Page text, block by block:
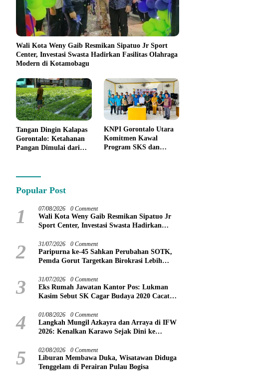
Wali Kota Weny Gaib Resmikan Sipatuo Jr Sport
Center, Investasi Swasta Hadirkan Fasilitas Olahraga
Modern di Kotamobagu
Tangan Dingin Kalapas
Gorontalo: Ketahanan
Pangan Dimulai dari
KNPI Gorontalo Utara
Komitmen Kawal
Program SKS dan
Popular Post
1 07/08/2026 0 Comment
Wali Kota Weny Gaib Resmikan Sipatuo Jr
Sport Center, Investasi Swasta Hadirkan
2 31/07/2026 0 Comment
Paripurna ke-45 Sahkan Perubahan SOTK,
Pemda Gorut Targetkan Birokrasi Lebih
3 31/07/2026 0 Comment
Eks Rumah Jawatan Kantor Pos: Lukman
Kasim Sebut SK Cagar Budaya 2020 Cacat
4 01/08/2026 0 Comment
Langkah Mungil Azkayra dan Arraya di IFW
2026: Kenalkan Karawo Sejak Dini ke
5 02/08/2026 0 Comment
Liburan Membawa Duka, Wisatawan Diduga
Tenggelam di Perairan Pulau Bogisa